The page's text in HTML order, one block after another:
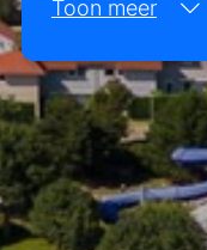
Toon meer
bruikbaarder
gedeelten van
Zonder deze
behoren